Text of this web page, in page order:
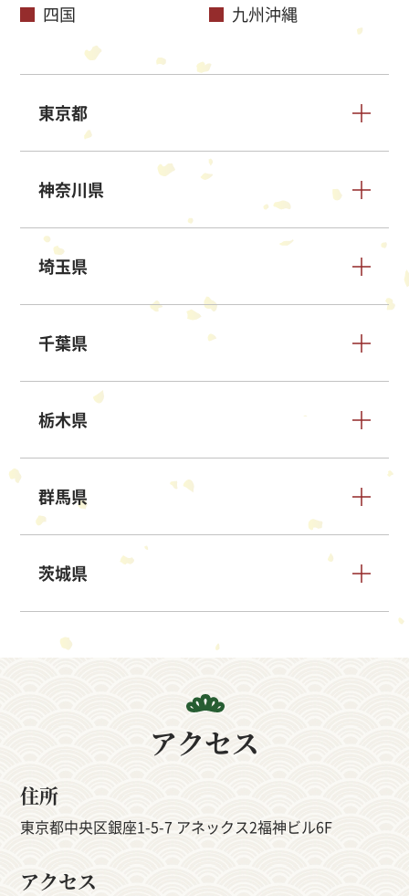
四国 九州沖縄
東京都
神奈川県
埼玉県
千葉県
栃木県
群馬県
茨城県
アクセス
住所
東京都中央区銀座1-5-7 アネックス2福神ビル6F
アクセス